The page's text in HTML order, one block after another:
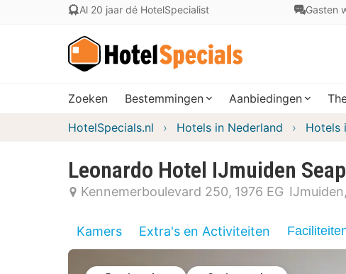
Al 20 jaar dé HotelSpecialist Gasten
Zoeken Bestemmingen Aanbiedingen
HotelSpecials.nl Hotels in Nederland Hotels
Leonardo Hotel IJmuiden
Kennemerboulevard 250 1976 EG IJmuiden
Kamers Extra's en Activiteiten